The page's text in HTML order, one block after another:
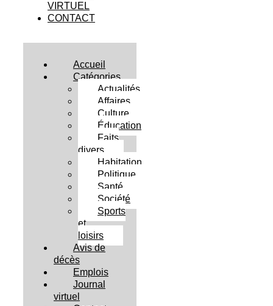
VIRTUEL
CONTACT
Accueil
Catégories
Actualités
Affaires
Culture
Éducation
Faits
divers
Habitation
Politique
Santé
Société
Sports
et
loisirs
Avis de
décès
Emplois
Journal
virtuel